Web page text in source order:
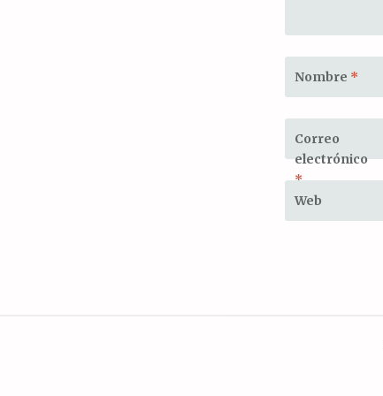
Nombre *
Correo
electrónico
*
Web